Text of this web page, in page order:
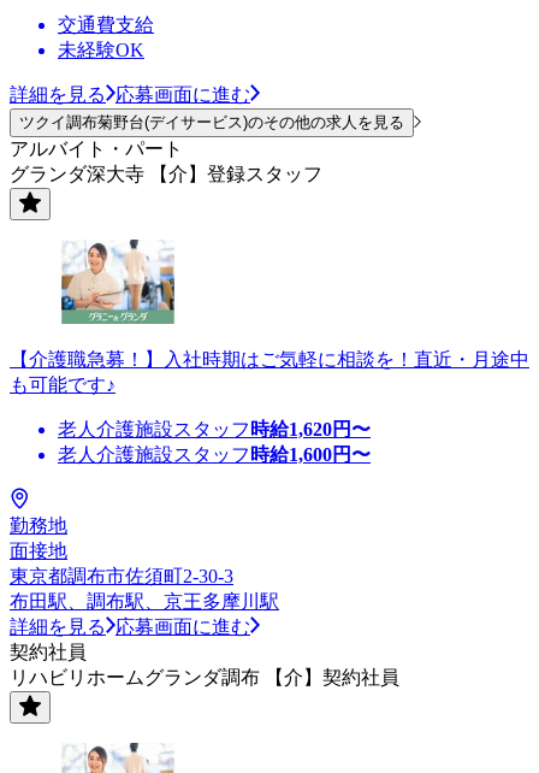
交通費支給
未経験OK
詳細を見る 応募画面に進む
ツクイ調布菊野台(デイサービス)のその他の求人を見る
アルバイト・パート
グランダ深大寺 【介】登録スタッフ
【介護職急募！】入社時期はご気軽に相談を！直近・月途中
も可能です♪
老人介護施設スタッフ 時給1,620円〜
老人介護施設スタッフ 時給1,600円〜
勤務地
面接地
東京都調布市佐須町2-30-3
布田駅、調布駅、京王多摩川駅
詳細を見る
応募画面に進む
契約社員
リハビリホームグランダ調布 【介】契約社員